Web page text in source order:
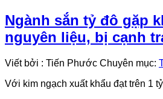
Ngành sắn tỷ đô gặp
nguyên liệu, bị cạnh
Viết bởi : Tiến Phước Chuyên mục:
Với kim ngạch xuất khẩu đạt trên 1